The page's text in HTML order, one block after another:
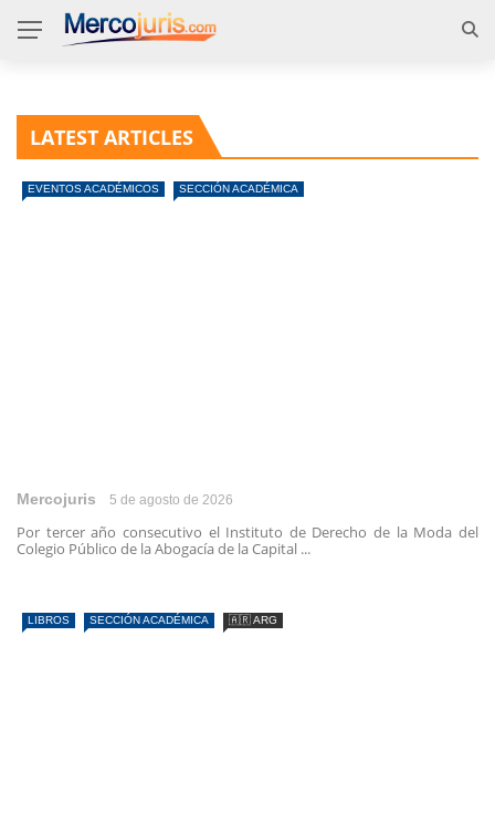
LATEST ARTICLES
EVENTOS ACADÉMICOS SECCIÓN ACADÉMICA
Mercojuris 5 de agosto de 2026
Por tercer año consecutivo el Instituto de Derecho de la Moda del
Colegio Público de la Abogacía de la Capital ...
LIBROS SECCIÓN ACADÉMICA 🇦🇷 ARG